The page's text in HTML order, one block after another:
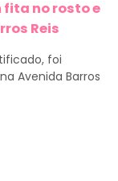
fita no rosto e
Reis
foi
Avenida Barros